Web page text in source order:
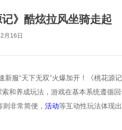
》酷炫拉风坐骑走起
月16日
新服“天下无双”火爆加开！《桃花源
和养成玩法，游戏在基本系统遵循
非常简便， 活动等互动性玩法体现